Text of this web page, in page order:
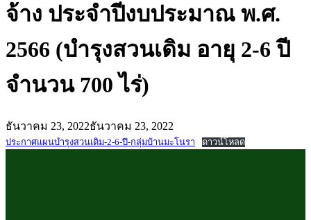
จ้าง ประจำปีงบประมาณ พ.ศ.
2566 (บำรุงสวนเดิม อายุ 2-6 ปี
จำนวน 700 ไร่)
ธันวาคม 23, 2022ธันวาคม 23, 2022
ประกาศแผนบำรุงสวนเดิม-2-6-ปี-กลุ่มบ้านมะโนรา ดาวน์โหลด